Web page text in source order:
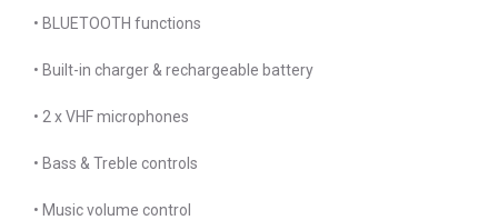
• BLUETOOTH functions
• Built-in charger & rechargeable battery
• 2 x VHF microphones
• Bass & Treble controls
• Music volume control